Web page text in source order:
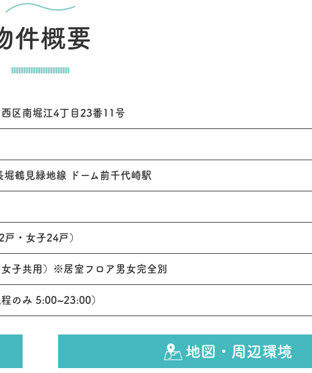
件概要
区南堀江4丁目23番11号
堀鶴見緑地線 ドーム前千代崎駅
・女子24戸）
子共用）※居室フロア男女完全別
のみ 5:00~23:00）
地図・周辺環境